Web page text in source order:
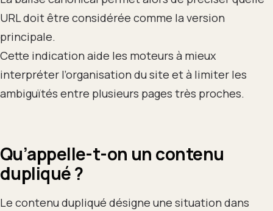
URL doit être considérée comme la version
principale.
Cette indication aide les moteurs à mieux
interpréter l’organisation du site et à limiter les
ambiguïtés entre plusieurs pages très proches.
Qu’appelle-t-on un contenu
dupliqué ?
Le contenu dupliqué désigne une situation dans